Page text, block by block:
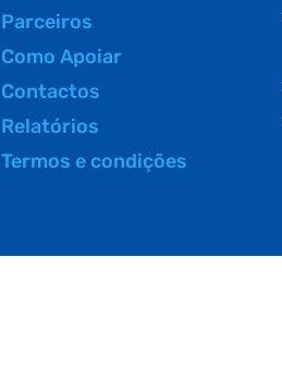
Parceiros
Como Apoiar
Contactos
Relatórios
Termos e condições